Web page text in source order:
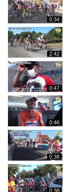
0:34
2:42
0:47
0:46
0:38
0:38